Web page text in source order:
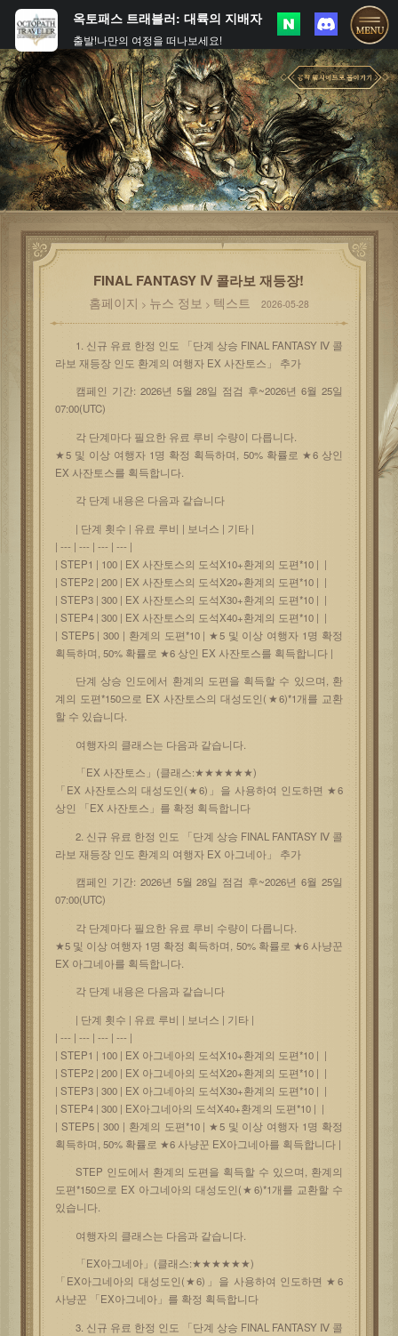
FINAL FANTASY Ⅳ 콜라보 재등장!
홈페이지 > 뉴스 정보 > 텍스트 2026-05-28
1. 신규 유료 한정 인도 「단계 상승 FINAL FANTASY Ⅳ 콜
라보 재등장 인도 환계의 여행자 EX 사잔토스」 추가
캠페인 기간: 2026년 5월 28일 점검 후~2026년 6월 25일
07:00(UTC)
각 단계마다 필요한 유료 루비 수량이 다릅니다.
★5 및 이상 여행자 1명 확정 획득하며, 50% 확률로 ★6 상인
EX 사잔토스를 획득합니다.
각 단계 내용은 다음과 같습니다
| 단계 횟수 | 유료 루비 | 보너스 | 기타 |
| --- | --- | --- | --- |
| STEP1 | 100 | EX 사잔토스의 도석X10+환계의 도편*10 | |
| STEP2 | 200 | EX 사잔토스의 도석X20+환계의 도편*10 | |
| STEP3 | 300 | EX 사잔토스의 도석X30+환계의 도편*10 | |
| STEP4 | 300 | EX 사잔토스의 도석X40+환계의 도편*10 | |
| STEP5 | 300 | 환계의 도편*10 | ★5 및 이상 여행자 1명 확정
획득하며, 50% 확률로 ★6 상인 EX 사잔토스를 획득합니다 |
단계 상승 인도에서 환계의 도편을 획득할 수 있으며, 환
계의 도편*150으로 EX 사잔토스의 대성도인(★6)*1개를 교환
할 수 있습니다.
여행자의 클래스는 다음과 같습니다.
「EX 사잔토스」(클래스:★★★★★★)
「EX 사잔토스의 대성도인(★6)」을 사용하여 인도하면 ★6
상인 「EX 사잔토스」를 확정 획득합니다
2. 신규 유료 한정 인도 「단계 상승 FINAL FANTASY Ⅳ 콜
라보 재등장 인도 환계의 여행자 EX 아그네아」 추가
캠페인 기간: 2026년 5월 28일 점검 후~2026년 6월 25일
07:00(UTC)
각 단계마다 필요한 유료 루비 수량이 다릅니다.
★5 및 이상 여행자 1명 확정 획득하며, 50% 확률로 ★6 사냥꾼
EX 아그네아를 획득합니다.
각 단계 내용은 다음과 같습니다
| 단계 횟수 | 유료 루비 | 보너스 | 기타 |
| --- | --- | --- | --- |
| STEP1 | 100 | EX 아그네아의 도석X10+환계의 도편*10 | |
| STEP2 | 200 | EX 아그네아의 도석X20+환계의 도편*10 | |
| STEP3 | 300 | EX 아그네아의 도석X30+환계의 도편*10 | |
| STEP4 | 300 | EX아그네아의 도석X40+환계의 도편*10 | |
| STEP5 | 300 | 환계의 도편*10 | ★5 및 이상 여행자 1명 확정
획득하며, 50% 확률로 ★6 사냥꾼 EX아그네아를 획득합니다 |
STEP 인도에서 환계의 도편을 획득할 수 있으며, 환계의
도편*150으로 EX 아그네아의 대성도인(★6)*1개를 교환할 수
있습니다.
여행자의 클래스는 다음과 같습니다.
「EX아그네아」(클래스:★★★★★★)
「EX아그네아의 대성도인(★6)」을 사용하여 인도하면 ★6
사냥꾼 「EX아그네아」를 확정 획득합니다
3. 신규 유료 한정 인도 「단계 상승 FINAL FANTASY Ⅳ 콜
옥토패스 트래블러: 대륙의 지배자
출발!나만의 여정을 떠나보세요!